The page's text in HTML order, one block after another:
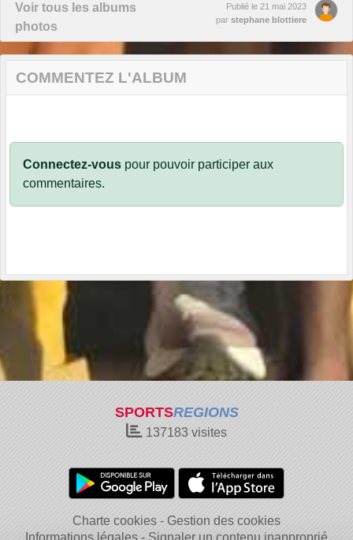
Voir tous les albums
photos
Publié le 21 mai 2023
par stephane blottiere
COMMENTEZ L'ALBUM
Connectez-vous pour pouvoir participer aux
commentaires.
SPORTSREGIONS
137183 visites
Charte cookies
Gestion des cookies
Informations légales
Signaler un contenu inapproprié